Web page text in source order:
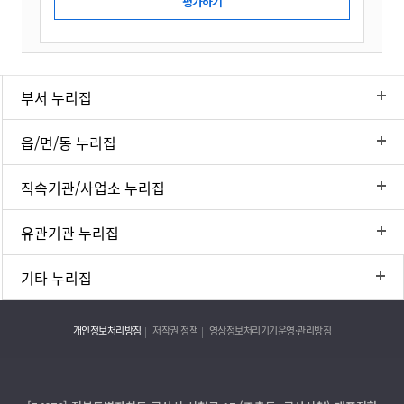
부서 누리집
읍/면/동 누리집
직속기관/사업소 누리집
유관기관 누리집
기타 누리집
개인정보처리방침 저작권 정책 영상정보처리기기운영·관리방침